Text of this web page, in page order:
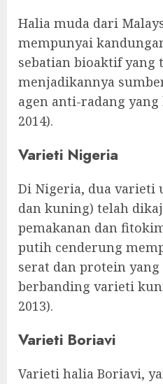
Halia muda dari
mempunyai
sebatian bioaktif yang
menjadikannya
agen anti-radang
2014).
Varieti Nigeria
Di Nigeria, dua varieti
dan kuning) telah
pemakanan dan
putih cenderung
serat dan protein
berbanding varieti
2013).
Varieti Boriavi
Varieti halia Boriavi,